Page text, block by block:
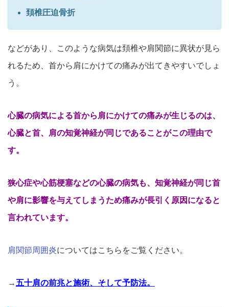
頚椎圧迫骨折
などがあり、
このような病気は頚椎や肩関節に異状が見ら
れるため、 首から肩にかけての痛みが出てきやすいでしょ
う。
心臓の病気による首から肩にかけての痛みが生じるのは、
心臓と首、肩の知覚神経が同じであることがこの理由で
す。
狭心症や心筋梗塞などの心臓の病気も、 知覚神経が同じ首
や肩に影響を与えてしまうため痛みが長引く原因 になると
言われています。
肩関節周囲炎についてはこちらをご覧ください。
→ 五十肩の前兆と施術、そして予防法。